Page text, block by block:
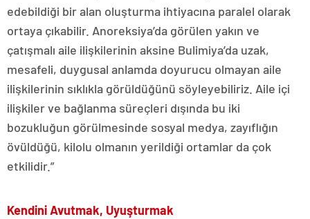
edebildiği bir alan oluşturma ihtiyacına paralel olarak
ortaya çıkabilir. Anoreksiya’da görülen yakın ve
çatışmalı aile ilişkilerinin aksine Bulimiya’da uzak,
mesafeli, duygusal anlamda doyurucu olmayan aile
ilişkilerinin sıklıkla görüldüğünü söyleyebiliriz. Aile içi
ilişkiler ve bağlanma süreçleri dışında bu iki
bozukluğun görülmesinde sosyal medya, zayıflığın
övüldüğü, kilolu olmanın yerildiği ortamlar da çok
etkilidir.”
Kendini Avutmak, Uyuşturmak